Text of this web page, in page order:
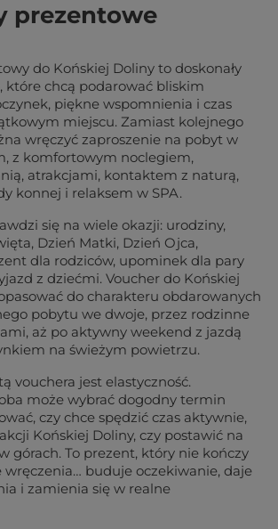
prezentowe
do Końskiej Doliny to doskonały
które chcą podarować bliskim
piękne wspomnienia i czas
miejscu. Zamiast kolejnego
wręczyć zaproszenie na pobyt w
z komfortowym noclegiem,
atrakcjami, kontaktem z naturą,
konnej i relaksem w SPA.
się na wiele okazji: urodziny,
Dzień Matki, Dzień Ojca,
dla rodziców, upominek dla pary
z dziećmi. Voucher do Końskiej
do charakteru obdarowanych
pobytu we dwoje, przez rodzinne
aż po aktywny weekend z jazdą
na świeżym powietrzu.
vouchera jest elastyczność.
może wybrać dogodny termin
czy chce spędzić czas aktywnie,
Końskiej Doliny, czy postawić na
górach. To prezent, który nie kończy
buduje oczekiwanie, daje
i zamienia się w realne